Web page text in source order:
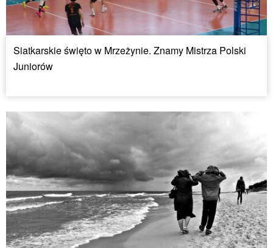
Siatkarskie święto w Mrzeżynie. Znamy Mistrza Polski
Juniorów